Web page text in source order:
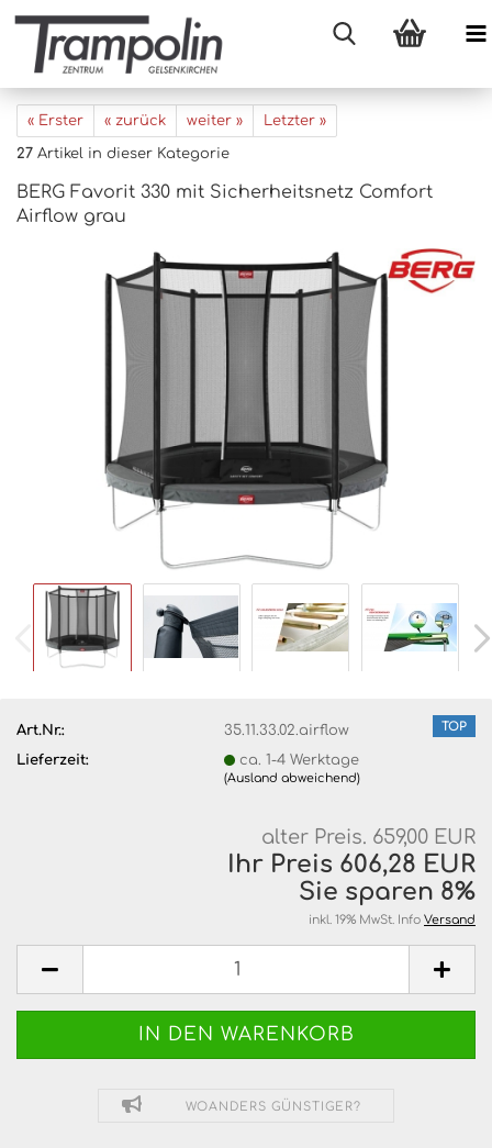
« Erster « zurück weiter » Letzter »
27 Artikel in dieser Kategorie
BERG Favorit 330 mit Sicherheitsnetz Comfort
Airflow grau
TOP
Art.Nr.:
35.11.33.02.airflow
Lieferzeit:
ca. 1-4 Werktage
(Ausland abweichend)
alter Preis. 659,00 EUR
Ihr Preis 606,28 EUR
Sie sparen 8%
inkl. 19% MwSt. Info Versand
WOANDERS GÜNSTIGER?